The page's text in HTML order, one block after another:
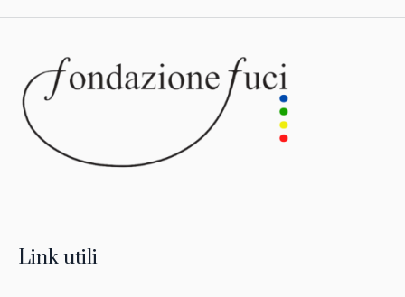
Link utili